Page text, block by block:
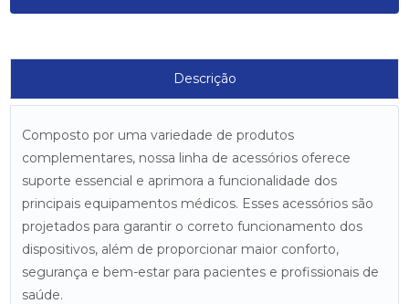
Descrição
Composto por uma variedade de produtos
complementares, nossa linha de acessórios oferece
suporte essencial e aprimora a funcionalidade dos
principais equipamentos médicos. Esses acessórios são
projetados para garantir o correto funcionamento dos
dispositivos, além de proporcionar maior conforto,
segurança e bem-estar para pacientes e profissionais de
saúde.